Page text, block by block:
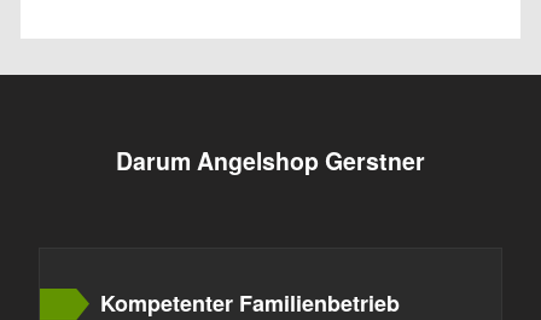
Darum Angelshop Gerstner
Kompetenter Familienbetrieb